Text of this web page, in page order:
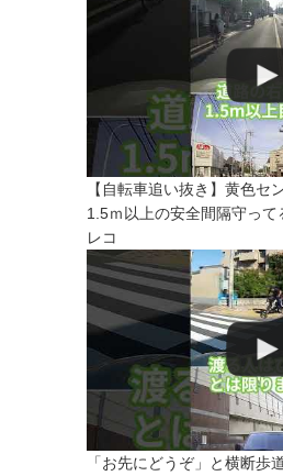
【自転車追い抜き】黄色セ
1.5ｍ以上の安全間隔守っ
レコ
「お先にどうぞ」と横断歩